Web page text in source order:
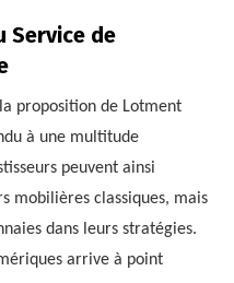
Service de
proposition de Lotment
à une multitude
peuvent ainsi
mobilières classiques, mais
dans leurs stratégies.
arrive à point